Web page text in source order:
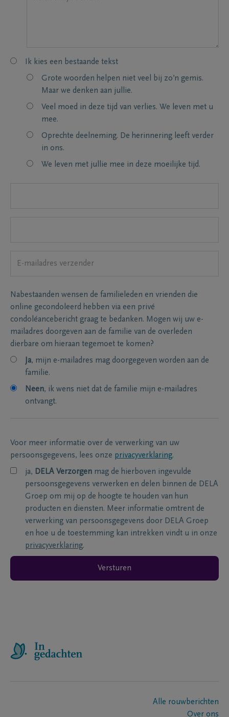
Ik kies een bestaande tekst
Grote woorden helpen niet veel bij zo’n gemis.
Maar we denken aan jullie.
Veel moed in deze tijd van verlies. We leven met u
mee.
Oprechte deelneming. De herinnering leeft verder
in ons.
We leven met jullie mee in deze moeilijke tijd.
Nabestaanden wensen de familieleden en vrienden die
online gecondoleerd hebben via een privé
condoléancebericht graag te bedanken. Mogen wij uw e-
mailadres doorgeven aan de familie van de overleden
dierbare om hieraan tegemoet te komen?
Ja, mijn e-mailadres mag doorgegeven worden aan de
familie.
Neen, ik wens niet dat de familie mijn e-mailadres
ontvangt.
Voor meer informatie over de verwerking van uw
persoonsgegevens, lees onze privacyverklaring.
ja, DELA Verzorgen mag de hierboven ingevulde
persoonsgegevens verwerken en delen binnen de DELA
Groep om mij op de hoogte te houden van hun
producten en diensten. Meer informatie omtrent de
verwerking van persoonsgegevens door DELA Groep
en hoe u de toestemming kan intrekken vindt u in onze
privacyverklaring.
Versturen
Alle rouwberichten
Over ons